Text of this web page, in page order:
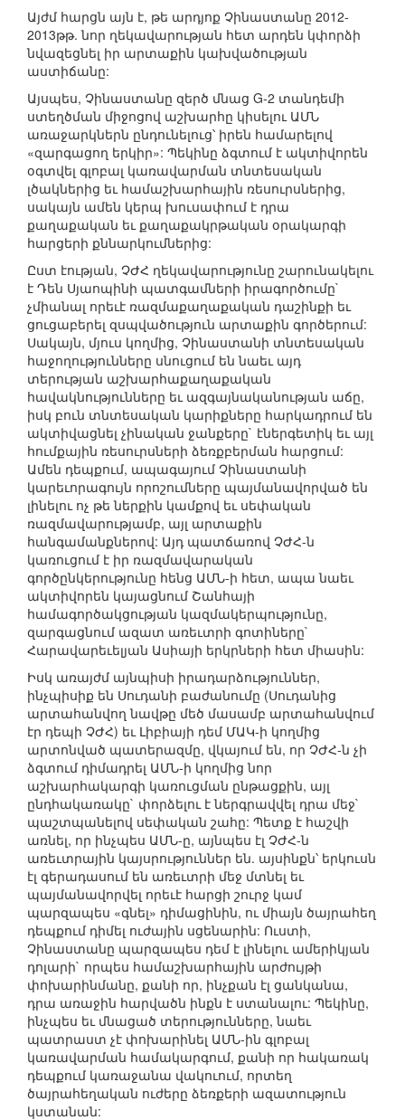
Այժմ հարցն այն է, թե արդյոք Չինաստանը 2012-
2013թթ. նոր ղեկավարության հետ արդեն կփորձի
նվազեցնել իր արտաքին կախվածության
աստիճանը:
Այսպես, Չինաստանը զերծ մնաց G-2 տանդեմի
ստեղծման միջոցով աշխարհը կիսելու ԱՄՆ
առաջարկներն ընդունելուց՝ իրեն համարելով
«զարգացող երկիր»: Պեկինը ձգտում է ակտիվորեն
օգտվել գլոբալ կառավարման տնտեսական
լծակներից եւ համաշխարհային ռեսուրսներից,
սակայն ամեն կերպ խուսափում է դրա
քաղաքական եւ քաղաքակրթական օրակարգի
հարցերի քննարկումներից:
Ըստ էության, ՉԺՀ ղեկավարությունը շարունակելու
է Դեն Սյաոպինի պատգամների իրագործումը`
չմիանալ որեւէ ռազմաքաղաքական դաշինքի եւ
ցուցաբերել զսպվածություն արտաքին գործերում:
Սակայն, մյուս կողմից, Չինաստանի տնտեսական
հաջողությունները սնուցում են նաեւ այդ
տերության աշխարհաքաղաքական
հավակնությունները եւ ազգայնականության աճը,
իսկ բուն տնտեսական կարիքները հարկադրում են
ակտիվացնել չինական ջանքերը` էներգետիկ եւ այլ
հումքային ռեսուրսների ձեռքբերման հարցում:
Ամեն դեպքում, ապագայում Չինաստանի
կարեւորագույն որոշումները պայմանավորված են
լինելու ոչ թե ներքին կամքով եւ սեփական
ռազմավարությամբ, այլ արտաքին
հանգամանքներով: Այդ պատճառով ՉԺՀ-ն
կառուցում է իր ռազմավարական
գործընկերությունը հենց ԱՄՆ-ի հետ, ապա նաեւ
ակտիվորեն կայացնում Շանհայի
համագործակցության կազմակերպությունը,
զարգացնում ազատ առեւտրի գոտիները`
Հարավարեւելյան Ասիայի երկրների հետ միասին:
Իսկ առայժմ այնպիսի իրադարձություններ,
ինչպիսիք են Սուդանի բաժանումը (Սուդանից
արտահանվող նավթը մեծ մասամբ արտահանվում
էր դեպի ՉԺՀ) եւ Լիբիայի դեմ ՄԱԿ-ի կողմից
արտոնված պատերազմը, վկայում են, որ ՉԺՀ-ն չի
ձգտում դիմադրել ԱՄՆ-ի կողմից նոր
աշխարհակարգի կառուցման ընթացքին, այլ
ընդհակառակը` փորձելու է ներգրավվել դրա մեջ`
պաշտպանելով սեփական շահը: Պետք է հաշվի
առնել, որ ինչպես ԱՄՆ-ը, այնպես էլ ՉԺՀ-ն
առեւտրային կայսրություններ են. այսինքն՝ երկուսն
էլ գերադասում են առեւտրի մեջ մտնել եւ
պայմանավորվել որեւէ հարցի շուրջ կամ
պարզապես «գնել» դիմացինին, ու միայն ծայրահեղ
դեպքում դիմել ուժային սցենարին: Ուստի,
Չինաստանը պարզապես դեմ է լինելու ամերիկյան
դոլարի` որպես համաշխարհային արժույթի
փոխարինմանը, քանի որ, ինչքան էլ ցանկանա,
դրա առաջին հարվածն ինքն է ստանալու: Պեկինը,
ինչպես եւ մնացած տերությունները, նաեւ
պատրաստ չէ փոխարինել ԱՄՆ-ին գլոբալ
կառավարման համակարգում, քանի որ հակառակ
դեպքում կառաջանա վակուում, որտեղ
ծայրահեղական ուժերը ձեռքերի ազատություն
կստանան: